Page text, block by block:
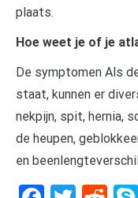
plaats.
Hoe weet je of je
De symptomen Als
staat, kunnen er
nekpijn, spit, hernia,
de heupen,
en